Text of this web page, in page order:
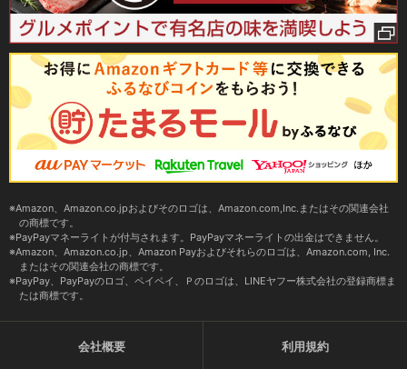
Amazon、Amazon.co.jpおよびそのロゴは、Amazon.com,Inc.またはその関連会社
の商標です。
PayPayマネーライトが付与されます。PayPayマネーライトの出金はできません。
Amazon、Amazon.co.jp、Amazon Payおよびそれらのロゴは、Amazon.com, Inc.
またはその関連会社の商標です。
PayPay、PayPayのロゴ、ペイペイ、Ｐのロゴは、LINEヤフー株式会社の登録商標ま
たは商標です。
会社概要 利用規約